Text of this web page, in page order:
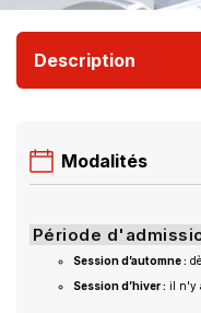
Modalités
Période
Session d’automne :
Session d’hiver : il n'y